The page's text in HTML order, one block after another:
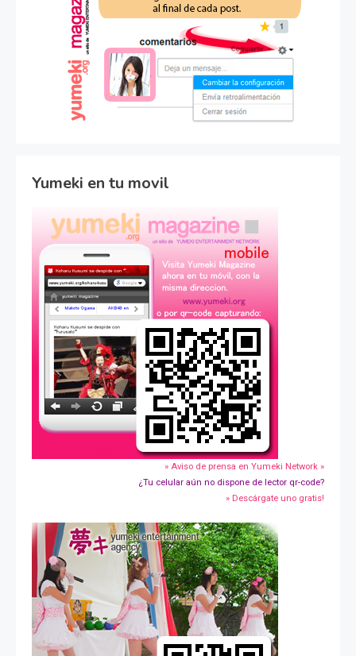
Yumeki en tu movil
» Aviso de prensa en Yumeki Network »
¿Tu celular aún no dispone de lector qr-code?
» Descárgate uno gratis!